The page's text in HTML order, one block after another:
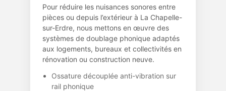
Pour réduire les nuisances sonores entre
pièces ou depuis l’extérieur à La Chapelle-
sur-Erdre, nous mettons en œuvre des
systèmes de doublage phonique adaptés
aux logements, bureaux et collectivités en
rénovation ou construction neuve.
Ossature découplée anti-vibration sur
rail phonique